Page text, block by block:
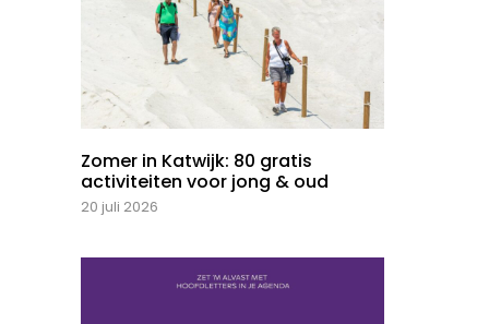
Zomer in Katwijk: 80 gratis
activiteiten voor jong & oud
20 juli 2026